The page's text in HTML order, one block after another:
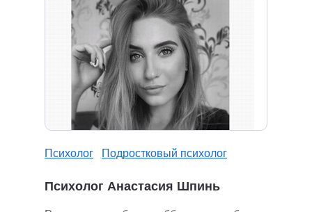
Психолог Подростковый психолог
Психолог Анастасия Шпинь